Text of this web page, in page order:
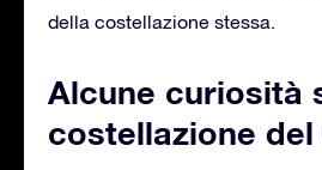
della costellazione stessa.
Alcune curiosità
costellazione del